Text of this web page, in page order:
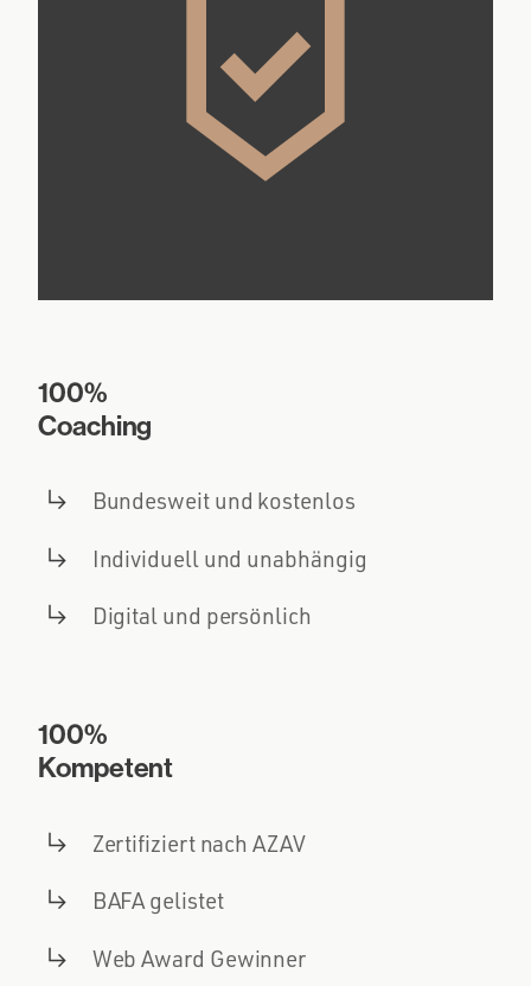
100%
Coaching
Bundesweit und kostenlos
Individuell und unabhängig
Digital und persönlich
100%
Kompetent
Zertifiziert nach AZAV
BAFA gelistet
Web Award Gewinner